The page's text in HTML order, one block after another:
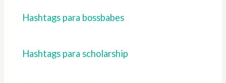
Hashtags para bossbabes
Hashtags para scholarship